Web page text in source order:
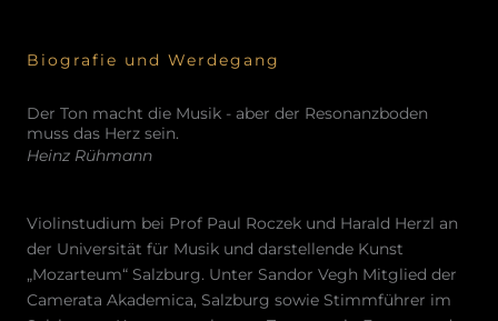
Biografie und Werdegang
Der Ton macht die Musik - aber der Resonanzboden
muss das Herz sein.
Heinz Rühmann
Violinstudium bei Prof Paul Roczek und Harald Herzl an
der Universität für Musik und darstellende Kunst
„Mozarteum“ Salzburg. Unter Sandor Vegh Mitglied der
Camerata Akademica, Salzburg sowie Stimmführer im